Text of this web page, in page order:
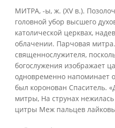
МИТРА, -ы, ж. (XV в.).
головной убор высшего
католической церквах,
облачении. Парчовая
священнослужителя,
богослужения изображает
одновременно напоминает
был коронован Спаситель.
митры, На струнах
цитры Меж пальцев